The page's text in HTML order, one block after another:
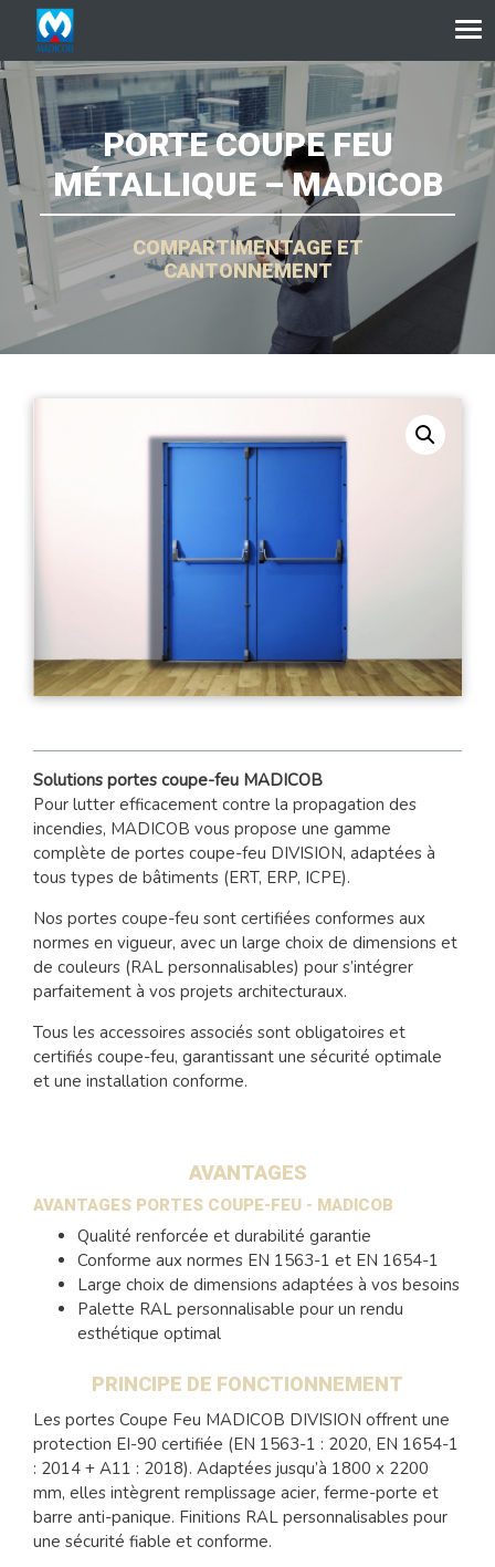
Aller au contenu
PORTE COUPE FEU
MÉTALLIQUE – MADICOB
COMPARTIMENTAGE ET
CANTONNEMENT
Solutions portes coupe-feu MADICOB
Pour lutter efficacement contre la propagation des
incendies, MADICOB vous propose une gamme
complète de portes coupe-feu DIVISION, adaptées à
tous types de bâtiments (ERT, ERP, ICPE).
Nos portes coupe-feu sont certifiées conformes aux
normes en vigueur, avec un large choix de dimensions et
de couleurs (RAL personnalisables) pour s’intégrer
parfaitement à vos projets architecturaux.
Tous les accessoires associés sont obligatoires et
certifiés coupe-feu, garantissant une sécurité optimale
et une installation conforme.
AVANTAGES
AVANTAGES PORTES COUPE-FEU - MADICOB
Qualité renforcée et durabilité garantie
Conforme aux normes EN 1563-1 et EN 1654-1
Large choix de dimensions adaptées à vos besoins
Palette RAL personnalisable pour un rendu
esthétique optimal
PRINCIPE DE FONCTIONNEMENT
Les portes Coupe Feu MADICOB DIVISION offrent une
protection EI-90 certifiée (EN 1563-1 : 2020, EN 1654-1
: 2014 + A11 : 2018). Adaptées jusqu’à 1800 x 2200
mm, elles intègrent remplissage acier, ferme-porte et
barre anti-panique. Finitions RAL personnalisables pour
une sécurité fiable et conforme.